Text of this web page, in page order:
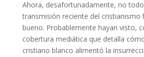
Ahora, desafortunadamente, no
transmisión reciente del cristianismo
bueno. Probablemente hayan visto,
cobertura mediática que detalla
cristiano blanco alimentó la